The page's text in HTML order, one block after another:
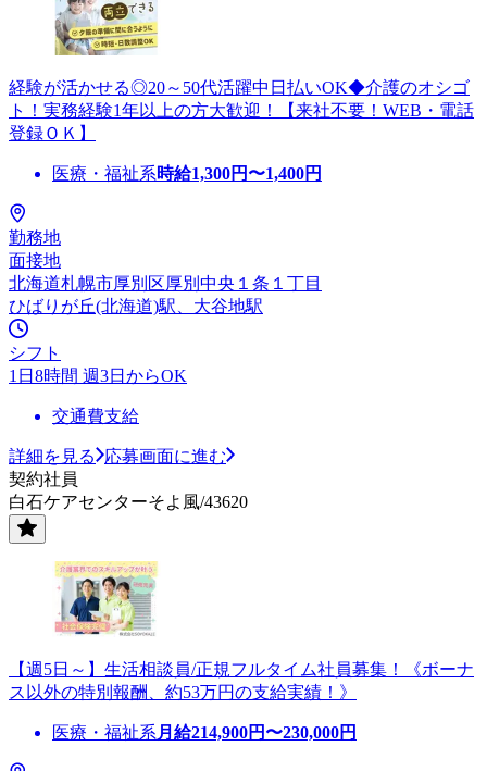
経験が活かせる◎20～50代活躍中日払いOK◆介護のオシゴ
ト！実務経験1年以上の方大歓迎！【来社不要！WEB・電話
登録ＯＫ】
医療・福祉系時給1,300円〜1,400円
勤務地
面接地
北海道札幌市厚別区厚別中央１条１丁目
ひばりが丘(北海道)駅、大谷地駅
シフト
1日8時間 週3日からOK
交通費支給
詳細を見る
応募画面に進む
契約社員
白石ケアセンターそよ風/43620
【週5日～】生活相談員/正規フルタイム社員募集！《ボーナ
ス以外の特別報酬、約53万円の支給実績！》
医療・福祉系 月給214,900円〜230,000円